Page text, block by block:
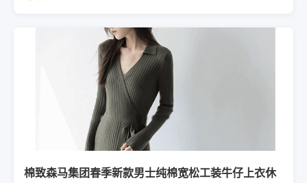
棉致森马集团春季新款男士纯棉宽松工装牛仔上衣休